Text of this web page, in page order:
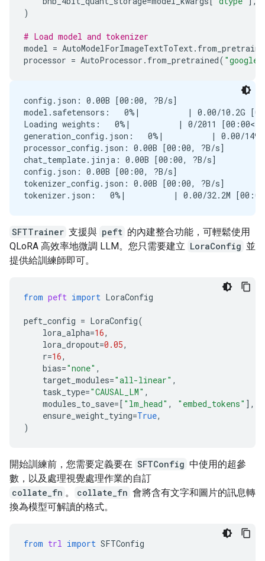
)
# Load model and tokenizer
model = AutoModelForImageTextToText.
processor = AutoProcessor . from_pretrained( "google/
config.json: 0.00B [00:00, ?B/s]
model.safetensors:   0%|          | 0.00/10.2G
Loading weights:   0%|          | 0/2011
generation_config.json:   0%|          | 0.00/149
processor_config.json: 0.00B [00:00, ?B/s]
chat_template.jinja: 0.00B [00:00, ?B/s]
config.json: 0.00B [00:00, ?B/s]
tokenizer_config.json: 0.00B [00:00, ?B/s]
SFTTrainer 支援與 peft 的內建整合功能，可輕鬆使用
QLoRA 高效率地微調 LLM。您只需要建立 LoraConfig 並
提供給訓練師即可。
from peft import LoraConfig
peft_config = LoraConfig(
lora_alpha=16,
lora_dropout=0.05,
r=16,
bias="none" ,
target_modules="all-linear" ,
task_type="CAUSAL_LM" ,
modules_to_save=[ "lm_head" , "embed_tokens" ],
ensure_weight_tying=True,
)
開始訓練前，您需要定義要在 SFTConfig 中使用的超參
數，以及處理視覺處理作業的自訂
collate_fn 。 collate_fn 會將含有文字和圖片的訊息轉
換為模型可解讀的格式。
from trl import SFTConfig